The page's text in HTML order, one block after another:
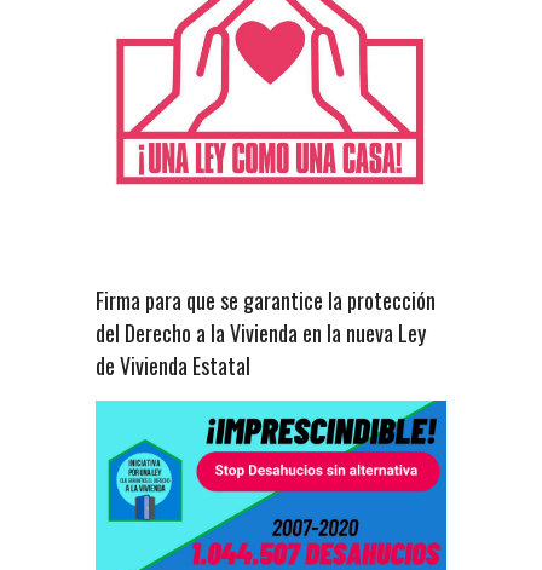
Firma para que se garantice la protección
del Derecho a la Vivienda en la nueva Ley
de Vivienda Estatal